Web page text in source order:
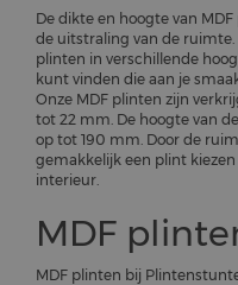
De dikte en hoogte van
de uitstraling van de
plinten in verschillende
kunt vinden die aan je
Onze MDF plinten zijn
tot 22 mm. De hoogte van
op tot 190 mm. Door de
gemakkelijk een plint
interieur.
MDF
MDF plinten bij